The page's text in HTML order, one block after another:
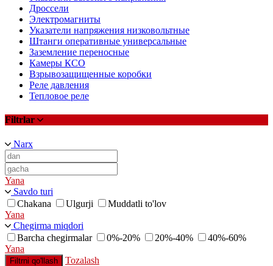
Дроссели
Электромагниты
Указатели напряжения низковольтные
Штанги оперативные универсальные
Заземление переносные
Камеры КСО
Взрывозащищенные коробки
Реле давления
Тепловое реле
Filtrlar
Narx
Yana
Savdo turi
Chakana
Ulgurji
Muddatli to'lov
Yana
Chegirma miqdori
Barcha chegirmalar
0%-20% 20%-40%
40%-60%
Yana
Filtrni qo'llash Tozalash